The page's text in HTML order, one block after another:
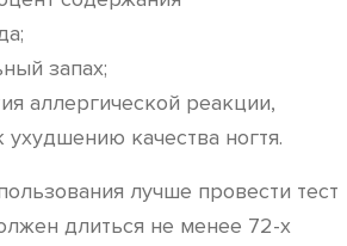
запах;
аллергической реакции,
качества ногтя.
лучше провести тест
длиться не менее 72-х